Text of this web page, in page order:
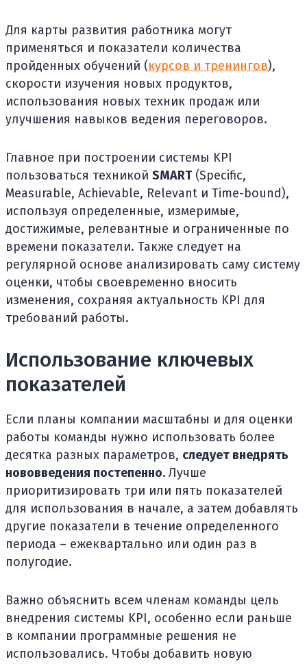
Для карты развития работника могут
применяться и показатели количества
пройденных обучений (курсов и тренингов),
скорости изучения новых продуктов,
использования новых техник продаж или
улучшения навыков ведения переговоров.
Главное при построении системы KPI
пользоваться техникой SMART(Specific,
Measurable, Achievable, Relevant и Time-bound),
используя определенные, измеримые,
достижимые, релевантные и ограниченные по
времени показатели. Также следует на
регулярной основе анализировать саму систему
оценки, чтобы своевременно вносить
изменения, сохраняя актуальность KPI для
требований работы.
Использование ключевых
показателей
Если планы компании масштабны и для оценки
работы команды нужно использовать более
десятка разных параметров, следует внедрять
нововведения постепенно. Лучше
приоритизировать три или пять показателей
для использования в начале, а затем добавлять
другие показатели в течение определенного
периода – ежеквартально или один раз в
полугодие.
Важно объяснить всем членам команды цель
внедрения системы KPI, особенно если раньше
в компании программные решения не
использовались. Чтобы добавить новую